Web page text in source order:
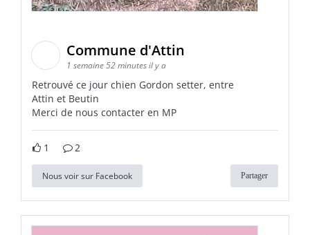
Commune d'Attin
1 semaine 52 minutes il y a
Retrouvé ce jour chien Gordon setter, entre
Attin et Beutin
Merci de nous contacter en MP
1 2
Nous voir sur Facebook Partager